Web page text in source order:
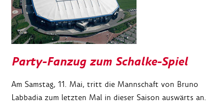
Party-Fanzug zum Schalke-Spiel
Am Samstag, 11. Mai, tritt die Mannschaft von Bruno
Labbadia zum letzten Mal in dieser Saison auswärts an.